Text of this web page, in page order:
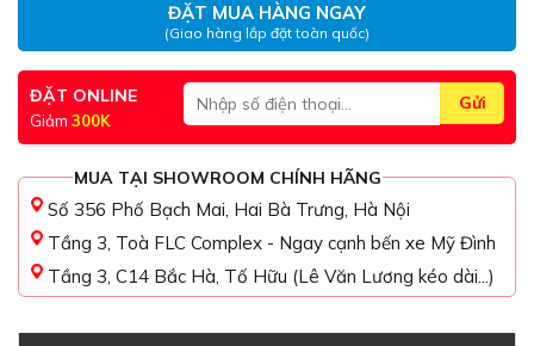
ĐẶT MUA HÀNG NGAY
(Giao hàng lắp đặt toàn quốc)
ĐẶT ONLINE
Giảm 300K
MUA TẠI SHOWROOM CHÍNH HÃNG
Số 356 Phố Bạch Mai, Hai Bà Trưng, Hà Nội
Tầng 3, Toà FLC Complex - Ngay cạnh bến xe Mỹ Đình
Tầng 3, C14 Bắc Hà, Tố Hữu (Lê Văn Lương kéo dài...)